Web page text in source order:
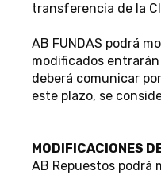
transferencia de la
AB FUNDAS podrá
modificados
deberá comunicar
este plazo, se
MODIFICACIONES
AB Repuestos podrá